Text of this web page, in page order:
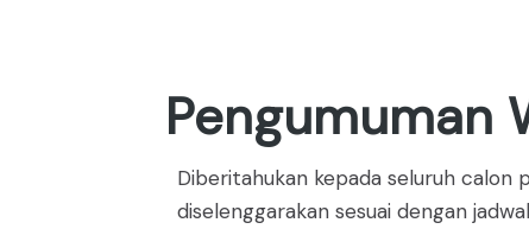
Pengumuman
Diberitahukan kepada seluruh calon
diselenggarakan sesuai dengan